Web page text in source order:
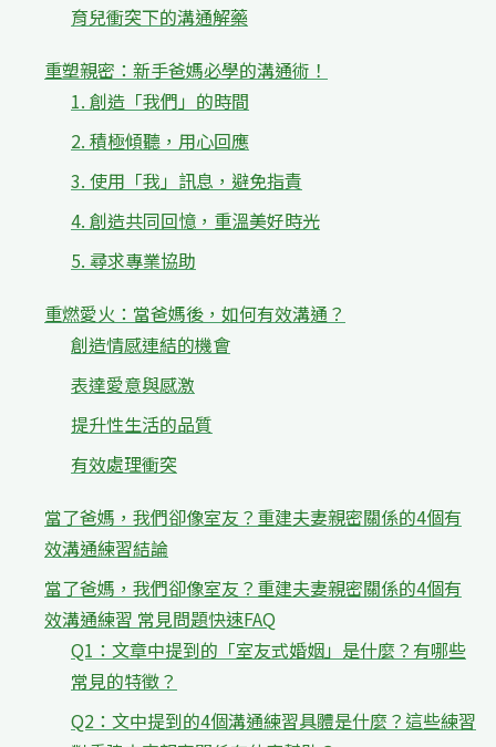
育兒衝突下的溝通解藥
重塑親密：新手爸媽必學的溝通術！
1. 創造「我們」的時間
2. 積極傾聽，用心回應
3. 使用「我」訊息，避免指責
4. 創造共同回憶，重溫美好時光
5. 尋求專業協助
重燃愛火：當爸媽後，如何有效溝通？
創造情感連結的機會
表達愛意與感激
提升性生活的品質
有效處理衝突
當了爸媽，我們卻像室友？重建夫妻親密關係的4個有
效溝通練習結論
當了爸媽，我們卻像室友？重建夫妻親密關係的4個有
效溝通練習 常見問題快速FAQ
Q1：文章中提到的「室友式婚姻」是什麼？有哪些
常見的特徵？
Q2：文中提到的4個溝通練習具體是什麼？這些練習